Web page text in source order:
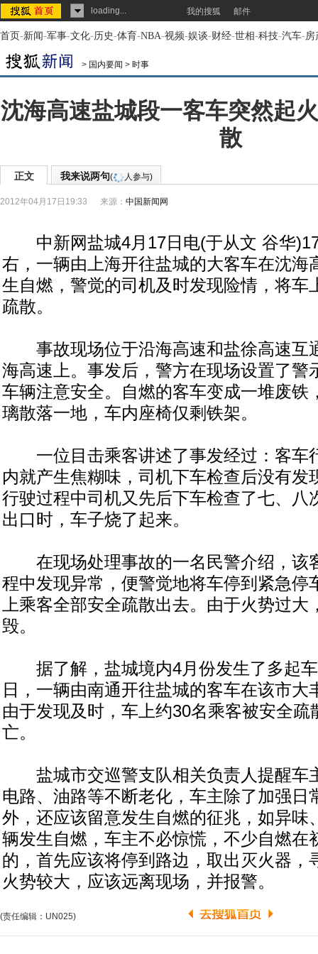
loading... 我的搜狐 邮件
首页-新闻-军事-文化-历史-体育-NBA-视频-娱谈-财经-世相-科技-汽车-房
> 国内要闻 > 时事
沈海高速盐城段一客车突然起
散
正文 我来说两句( 人参与)
2012年04月17日19:33 来源： 中国新闻网
中新网盐城4月17日电(于从文 谷华
右，一辆由上海开往盐城的大客车在沈海
生自燃，警觉的司机及时发现险情，将车
疏散。
事故现场位于沿海高速和盐徐高速互
海高速上。事发后，警方在现场设置了警
车辆注意安全。自燃的客车变成一堆废铁
璃散落一地，车内座椅仅剩铁架。
一位目击乘客讲述了事发经过：客车
内就产生焦糊味，司机下车检查后没有发
行驶过程中司机又先后下车检查了七、八
出口时，车子烧了起来。
在现场处理事故的一名民警介绍，该
程中发现异常，便警觉地将车停到紧急停
上乘客全部安全疏散出去。由于火势过大
毁。
据了解，盐城境内4月份发生了多起车
日，一辆由南通开往盐城的客车在该市大
由于发现及时，车上约30名乘客被安全疏
亡。
盐城市交巡警支队相关负责人提醒车
电路、油路等不断老化，车主除了加强日
外，还应该留意发生自燃的征兆，如异味
辆发生自燃，车主不必惊慌，不少自燃在
的，首先应该将停到路边，取出灭火器，
火势较大，应该远离现场，并报警。
(责任编辑：UN025)